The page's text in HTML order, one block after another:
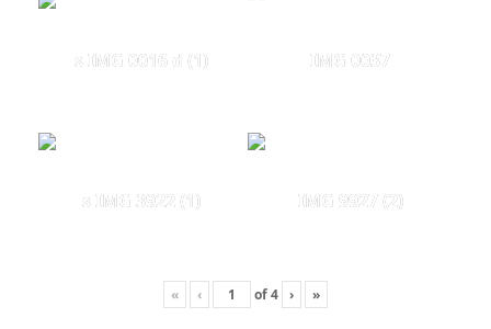
s IMG 0016 d (1) IMG 0037
s IMG 3922 (1) IMG 9927 (2)
« ‹ of4 › »